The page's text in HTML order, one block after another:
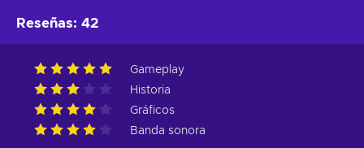
Reseñas: 42
Gameplay
Historia
Gráficos
Banda sonora